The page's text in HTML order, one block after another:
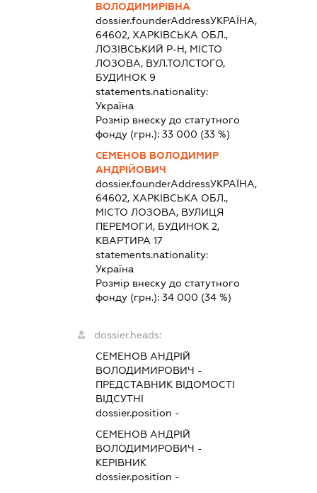
ВОЛОДИМИРІВНА
dossier.founderAddressУКРАЇНА,
64602, ХАРКІВСЬКА ОБЛ.,
ЛОЗІВСЬКИЙ Р-Н, МІСТО
ЛОЗОВА, ВУЛ.ТОЛСТОГО,
БУДИНОК 9
statements.nationality:
Україна
Розмір внеску до статутного
фонду (грн.):33 000 (33 %)
СЕМЕНОВ ВОЛОДИМИР
АНДРІЙОВИЧ
dossier.founderAddressУКРАЇНА,
64602, ХАРКІВСЬКА ОБЛ.,
МІСТО ЛОЗОВА, ВУЛИЦЯ
ПЕРЕМОГИ, БУДИНОК 2,
КВАРТИРА 17
statements.nationality:
Україна
Розмір внеску до статутного
фонду (грн.):34 000 (34 %)
dossier.heads:
СЕМЕНОВ АНДРІЙ
ВОЛОДИМИРОВИЧ -
ПРЕДСТАВНИК ВІДОМОСТІ
ВІДСУТНІ
dossier.position -
СЕМЕНОВ АНДРІЙ
ВОЛОДИМИРОВИЧ -
КЕРІВНИК
dossier.position -